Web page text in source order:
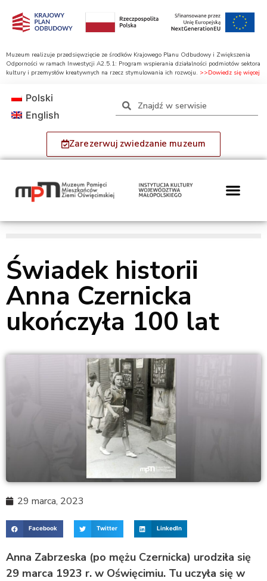
Muzeum realizuje przedsięwzięcie ze środków Krajowego Planu Odbudowy i Zwiększenia
Odporności w ramach Inwestycji A2.5.1: Program wspierania działalności podmiotów sektora
kultury i przemysłów kreatywnych na rzecz stymulowania ich rozwoju. >>Dowiedz się więcej
Zarezerwuj zwiedzanie muzeum
Polski
English
Świadek historii
Anna Czernicka
ukończyła 100 lat
29 marca, 2023
Facebook Twitter LinkedIn
Anna Zabrzeska (po mężu Czernicka) urodziła się
29 marca 1923 r. w Oświęcimiu. Tu uczyła się w